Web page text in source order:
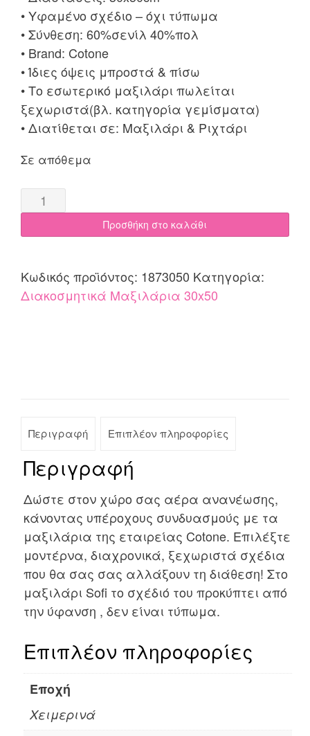
• Υφαμένο σχέδιο – όχι τύπωμα
• Σύνθεση: 60%σενίλ 40%πολ
• Brand: Cotone
• Ίδιες όψεις μπροστά & πίσω
• Το εσωτερικό μαξιλάρι πωλείται
ξεχωριστά(βλ. κατηγορία γεμίσματα)
• Διατίθεται σε: Μαξιλάρι & Ριχτάρι
Σε απόθεμα
Μαξιλαροθήκη
30x50
SOFI
πάγου
quantity
Προσθήκη στο καλάθι
Κωδικός προϊόντος: 1873050 Κατηγορία:
Διακοσμητικά Mαξιλάρια 30x50
Περιγραφή Επιπλέον πληροφορίες
Περιγραφή
Δώστε στον χώρο σας αέρα ανανέωσης,
κάνοντας υπέροχους συνδυασμούς με τα
μαξιλάρια της εταιρείας Cotone. Επιλέξτε
μοντέρνα, διαχρονικά, ξεχωριστά σχέδια
που θα σας σας αλλάξουν τη διάθεση! Στο
μαξιλάρι Sofi το σχέδιό του προκύπτει από
την ύφανση , δεν είναι τύπωμα.
Επιπλέον πληροφορίες
Εποχή
Χειμερινά